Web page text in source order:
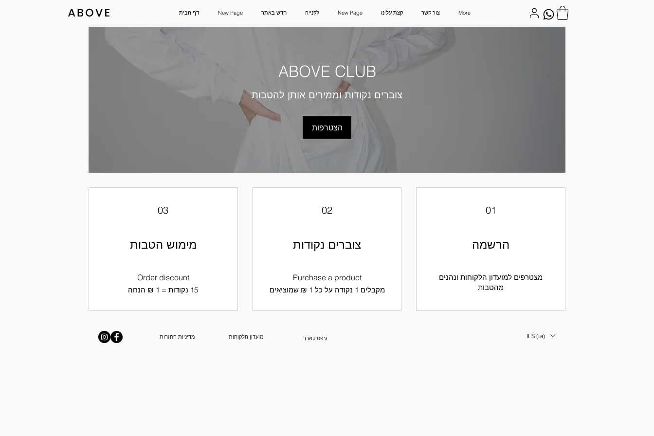
דף הבית New Page חדש באתר לקנייה New Page קצת עלינו צור קשר More
ABOVE CLUB
צוברים נקודות וממירים אותן להטבות
הצטרפות
01
הרשמה
מצטרפים למועדון הלקוחות ונהנים
מהטבות
02
צוברים נקודות
Purchase a product
מקבלים 1 נקודה על כל ‏1 ‏₪ שמוציאים
03
מימוש הטבות
Order discount
מדיניות החזרות מועדון הלקוחות גיפט קארד ILS (₪)